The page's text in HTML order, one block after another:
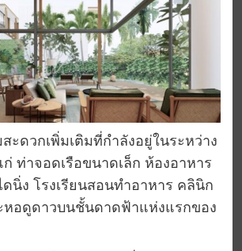
ะดวกเพิ่มเติมที่กำลังอยู่ในระหว่าง
ท่าจอดเรือขนาดเล็ก ห้องอาหาร
ดนิ่ง โรงเรียนสอนทำอาหาร คลินิก
หอดูดาวบนชั้นดาดฟ้าแห่งแรกของ